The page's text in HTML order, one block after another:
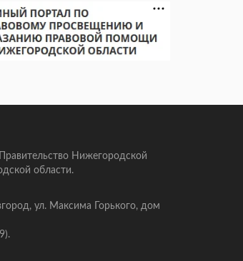
Нижегородской
области.
ул. Максима Горького, дом